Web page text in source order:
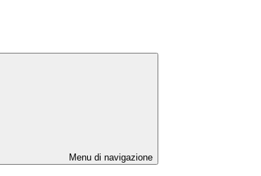
Menu di navigazione